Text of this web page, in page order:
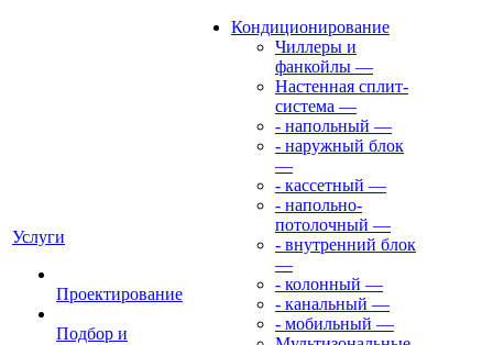
Услуги
Проектирование
Подбор и
Кондиционирование
Чиллеры и
фанкойлы —
Настенная сплит-
система —
- напольный —
- наружный блок
—
- кассетный —
- напольно-
потолочный —
- внутренний блок
—
- колонный —
- канальный —
- мобильный —